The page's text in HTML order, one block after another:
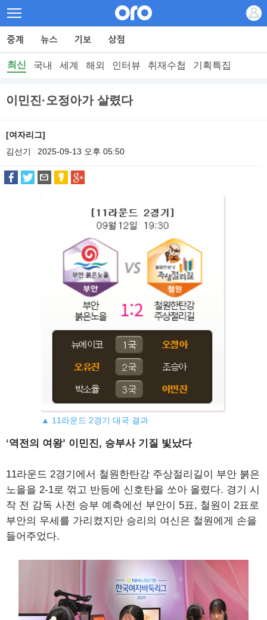
최신 국내 세계 해외 인터뷰 취재수첩 기획특집
이민진·오정아가 살렸다
[여자리그]
김선기
2025-09-13 오후 05:50
▲ 11라운드 2경기 대국 결과
‘역전의 여왕’ 이민진, 승부사 기질 빛났다
11라운드 2경기에서 철원한탄강 주상절리길이 부안 붉은
노을을 2-1로 꺾고 반등에 신호탄을 쏘아 올렸다. 경기 시
작 전 감독 사전 승부 예측에선 부안이 5표, 철원이 2표로
부안의 우세를 가리켰지만 승리의 여신은 철원에게 손을
들어주었다.